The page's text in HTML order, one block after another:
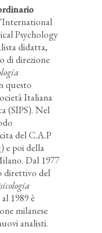
Psychology
didatta,
di direzione
questo
Italiana
(SIPS). Nel
del C.A.P
e poi della
Dal 1977
direttivo del
1989 è
milanese
analisti.